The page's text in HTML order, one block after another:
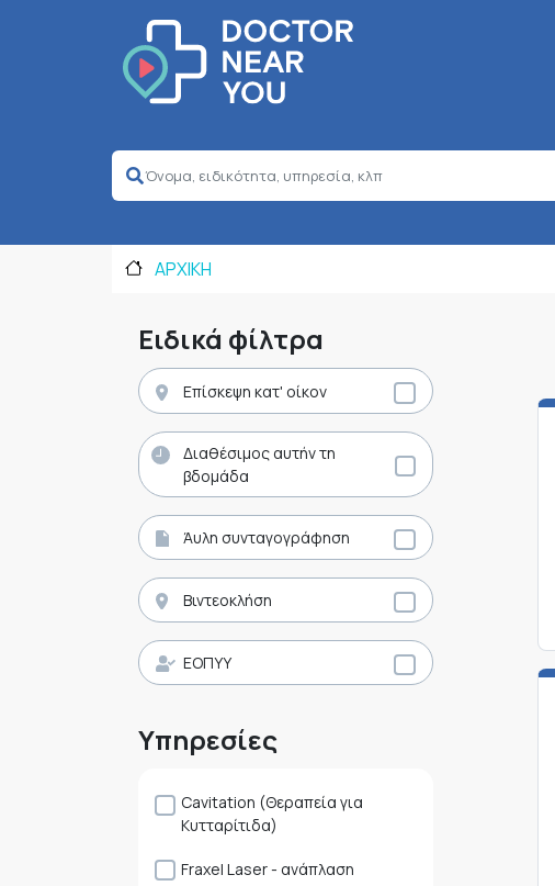
ΑΡΧΙΚΗ
Ειδικά φίλτρα
Επίσκεψη κατ' οίκον
Διαθέσιμος αυτήν τη
βδομάδα
Άυλη συνταγογράφηση
Βιντεοκλήση
ΕΟΠΥΥ
Υπηρεσίες
Cavitation (Θεραπεία για
Κυτταρίτιδα)
Fraxel Laser - ανάπλαση